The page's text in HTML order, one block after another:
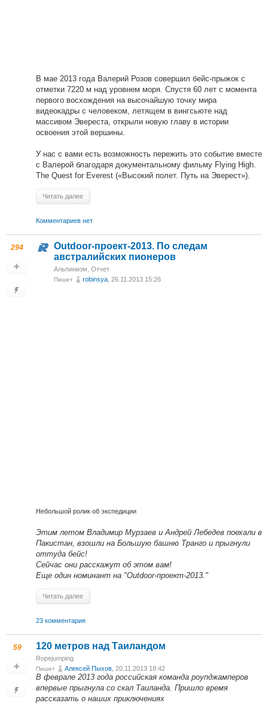
В мае 2013 года Валерий Розов совершил бейс-прыжок с
отметки 7220 м над уровнем моря. Спустя 60 лет с момента
первого восхождения на высочайшую точку мира
видеокадры с человеком, летящем в вингсьюте над
массивом Эвереста, открыли новую главу в истории
освоения этой вершины.
У нас с вами есть возможность пережить это событие вместе
с Валерой благодаря документальному фильму Flying High.
The Quest for Everest («Высокий полет. Путь на Эверест»).
Читать далее
Комментариев нет
294
Outdoor-проект-2013. По следам
австралийских пионеров
Альпинизм Отчет
Пишет robinsya , 26.11.2013 15:26
Небольшой ролик об экспедиции
Этим летом Владимир Мурзаев и Андрей Лебедев поехали в
Пакистан, взошли на Большую башню Транго и прыгнули
оттуда бейс!
Сейчас они расскажут об этом вам!
Еще один номинант на "Outdoor-проект-2013."
Читать далее
23 комментария
59 120 метров над Таиландом
Ropejumping
Пишет Алексей Пыхов , 20.11.2013 18:42
В феврале 2013 года российская команда роупджамперов
впервые прыгнула со скал Таиланда. Пришло время
рассказать о наших приключениях